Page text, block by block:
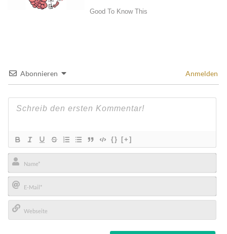
Abonnieren Anmelden
{} [+]
Name*
E-
Mail*